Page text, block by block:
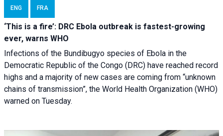
ENG FRA
‘This is a fire’: DRC Ebola outbreak is fastest-growing
ever, warns WHO
Infections of the Bundibugyo species of Ebola in the
Democratic Republic of the Congo (DRC) have reached record
highs and a majority of new cases are coming from “unknown
chains of transmission”, the World Health Organization (WHO)
warned on Tuesday.